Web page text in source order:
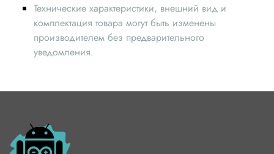
Технические характеристики, внешний вид и
комплектация товара могут быть изменены
производителем без предварительного
уведомления.